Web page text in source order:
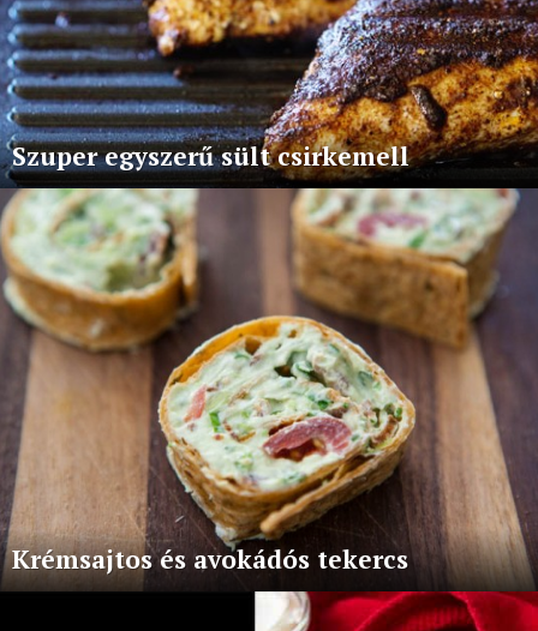
Szuper egyszerű sült csirkemell
Krémsajtos és avokádós tekercs